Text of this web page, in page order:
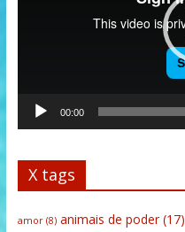
00:00
X tags
amor(8) animais de poder(17)